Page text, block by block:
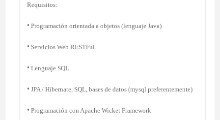
Requisitos:
• Programación orientada a objetos (lenguaje Java)
• Servicios Web RESTFul.
• Lenguaje SQL
• JPA / Hibernate, SQL, bases de datos (mysql preferentemente)
• Programación con Apache Wicket Framework